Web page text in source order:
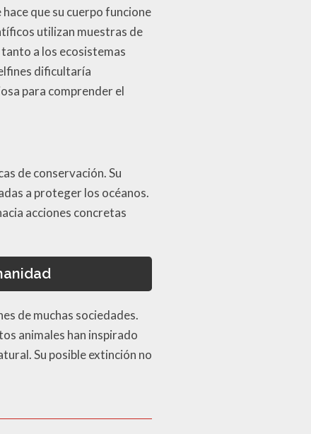
que su cuerpo funcione
utilizan muestras de
a los ecosistemas
dificultaría
para comprender el
de conservación. Su
a proteger los océanos.
acciones concretas
de muchas sociedades.
animales han inspirado
Su posible extinción no